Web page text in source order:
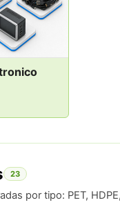
23
por tipo: PET,